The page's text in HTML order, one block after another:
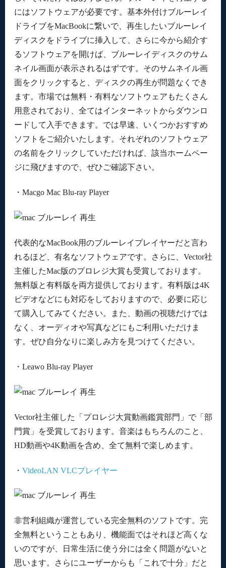
にはソフトウェアが必要です。基本外付けブルーレイ
ドライブをMacBookに繋いで、再生したいブルーレイ
ディスクをドライブに挿入して、さらに今から紹介す
るソフトウェアを開けば、ブルーレイディスクのサム
ネイル画面が表示されるはずです。そのサムネイル画
面をクリックすると、ディスクの再生が問題なくでき
ます。市場では無料・有料なソフトウェアもたくさん
用意されており、全てはインターネットからダウンロ
ードして入手できます。では早速、いくつかおすすめ
ソフトをご紹介いたします。それぞれのソフトウェア
の名前をクリックしていただければ、該当ホームペー
ジに飛びますので、ぜひご確認下さい。
・Macgo Mac Blu-ray Player
代表的なMacBook用のブルーレイプレイヤーだと言わ
れるほど、有名なソフトウェアです。さらに、Vector社
主催したMac版のプロレジ大賞も受賞しております。
無料版と有料版を両方提供しております。有料版は4K
ビデオなどにも対応をしておりますので、必要に応じ
て購入してみてください。また、動画の視聴だけでは
なく、オーディオや写真などにもご利用いただけま
す。ぜひ自分なりに楽しみ方を見つけてください。
・Leawo Blu-ray Player
Vector社主催した「プロレジ大賞動画鑑賞部門」で「部
門賞」を受賞しております。音楽はもちろんのこと、
HD動画や4K動画を含め、全て無料で楽しめます。
・ VideoLAN VLCプレイヤー
非営利組織が運営している完全無料のソフトです。完
全無料ということもあり、機能面ではそれほど高くな
いのですが、日常生活に使う分には全く問題がないと
思います。さらにユーザーからも「これで十分」だと